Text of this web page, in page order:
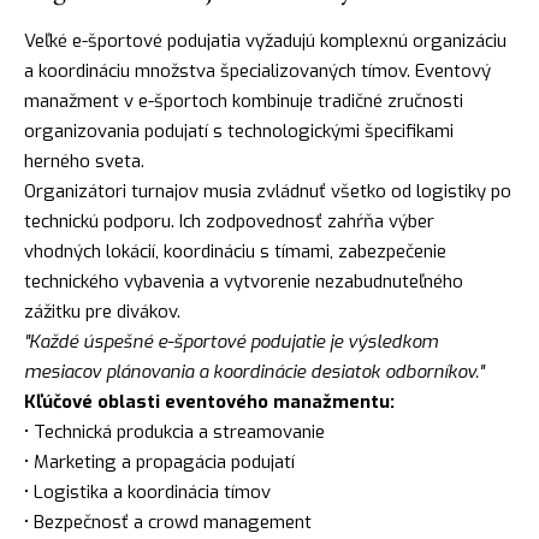
Veľké e-športové podujatia vyžadujú komplexnú organizáciu
a koordináciu množstva špecializovaných tímov. Eventový
manažment v e-športoch kombinuje tradičné zručnosti
organizovania podujatí s technologickými špecifikami
herného sveta.
Organizátori turnajov musia zvládnuť všetko od logistiky po
technickú podporu. Ich zodpovednosť zahŕňa výber
vhodných lokácií, koordináciu s tímami, zabezpečenie
technického vybavenia a vytvorenie nezabudnuteľného
zážitku pre divákov.
"Každé úspešné e-športové podujatie je výsledkom
mesiacov plánovania a koordinácie desiatok odborníkov."
Kľúčové oblasti eventového manažmentu:
• Technická produkcia a streamovanie
• Marketing a propagácia podujatí
• Logistika a koordinácia tímov
• Bezpečnosť a crowd management